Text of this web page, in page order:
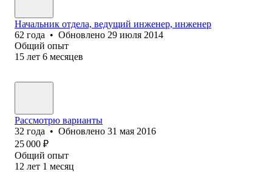
Начальник отдела, ведущий инженер, инженер
62 года • Обновлено 29 июля 2014
Общий опыт
15 лет 6 месяцев
Рассмотрю варианты
32 года • Обновлено 31 мая 2016
25 000 ₽
Общий опыт
12 лет 1 месяц